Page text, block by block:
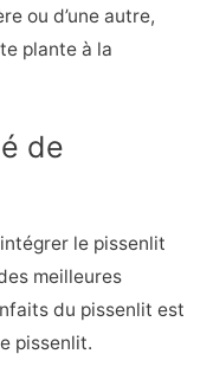
ou d’une autre,
plante à la
de
le pissenlit
meilleures
du pissenlit est
pissenlit.